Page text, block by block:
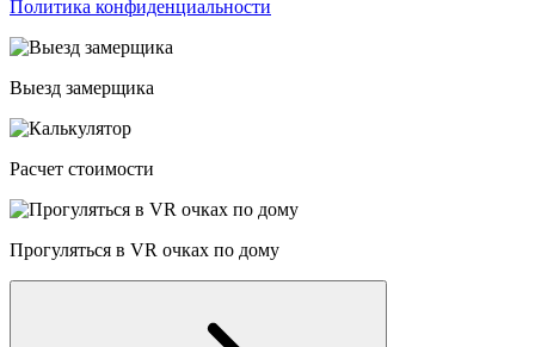
Политика конфиденциальности
Выезд замерщика
Расчет стоимости
Прогуляться в VR очках по дому